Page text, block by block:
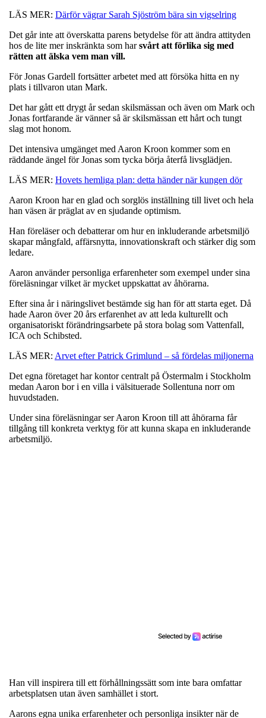
LÄS MER: Därför vägrar Sarah Sjöström bära sin vigselring
Det går inte att överskatta parens betydelse för att ändra attityden
hos de lite mer inskränkta som harsvårt att förlika sig med
rätten att älska vem man vill.
För Jonas Gardell fortsätter arbetet med att försöka hitta en ny
plats i tillvaron utan Mark.
Det har gått ett drygt år sedan skilsmässan och även om Mark och
Jonas fortfarande är vänner så är skilsmässan ett hårt och tungt
slag mot honom.
Det intensiva umgänget med Aaron Kroon kommer som en
räddande ängel för Jonas som tycka börja återfå livsglädjen.
LÄS MER: Hovets hemliga plan: detta händer när kungen dör
Aaron Kroon har en glad och sorglös inställning till livet och hela
han väsen är präglat av en sjudande optimism.
Han föreläser och debatterar om hur en inkluderande arbetsmiljö
skapar mångfald, affärsnytta, innovationskraft och stärker dig som
ledare.
Aaron använder personliga erfarenheter som exempel under sina
föreläsningar vilket är mycket uppskattat av åhörarna.
Efter sina år i näringslivet bestämde sig han för att starta eget. Då
hade Aaron över 20 års erfarenhet av att leda kulturellt och
organisatoriskt förändringsarbete på stora bolag som Vattenfall,
ICA och Schibsted.
LÄS MER: Arvet efter Patrick Grimlund – så fördelas miljonerna
Det egna företaget har kontor centralt på Östermalm i Stockholm
medan Aaron bor i en villa i välsituerade Sollentuna norr om
huvudstaden.
Under sina föreläsningar ser Aaron Kroon till att åhörarna får
tillgång till konkreta verktyg för att kunna skapa en inkluderande
arbetsmiljö.
Han vill inspirera till ett förhållningssätt som inte bara omfattar
arbetsplatsen utan även samhället i stort.
Aarons egna unika erfarenheter och personliga insikter när de